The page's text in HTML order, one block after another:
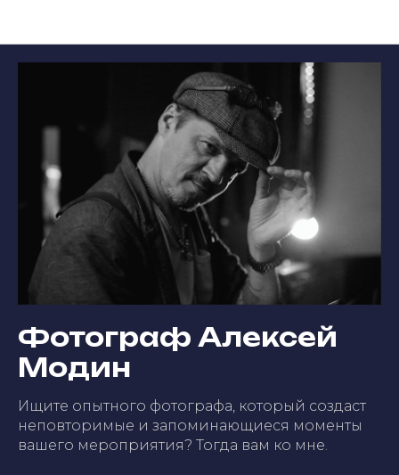
Фотограф Алексей
Модин
Ищите опытного фотографа, который создаст
неповторимые и запоминающиеся моменты
вашего мероприятия? Тогда вам ко мне.